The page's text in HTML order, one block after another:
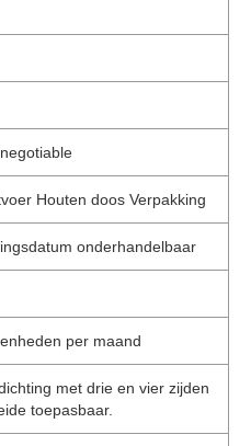
Houten doos Verpakking
onderhandelbaar
per maand
met drie en vier zijden
toepasbaar.